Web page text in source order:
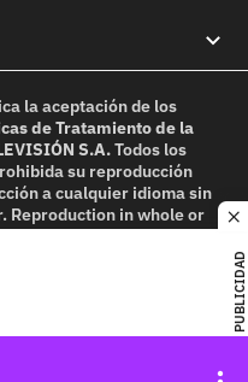
PUBLICIDAD
la aceptación de los
de Tratamiento de la
S.A.Todos los
su reproducción
a cualquier idioma sin
Reproduction in whole or
written permission is